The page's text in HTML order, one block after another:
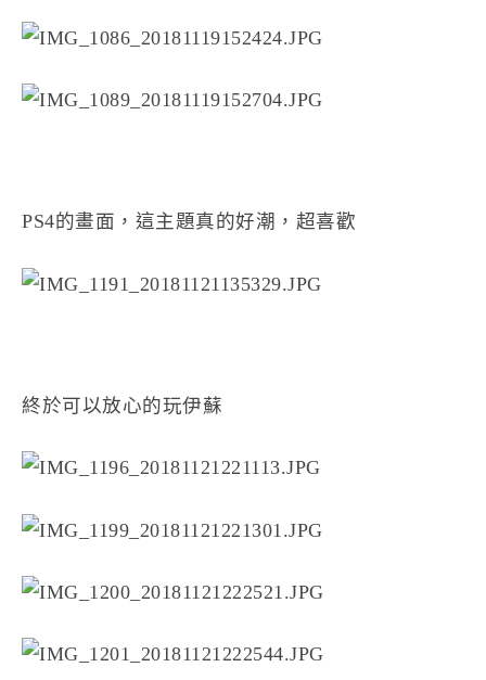
PS4的畫面，這主題真的好潮，超喜歡
終於可以放心的玩伊蘇